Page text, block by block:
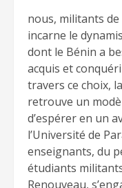
nous, militants de
incarne le
dont le Bénin a
acquis et
travers ce choix,
retrouve un
d’espérer en un
l’Université de
enseignants, du
étudiants
Renouveau,